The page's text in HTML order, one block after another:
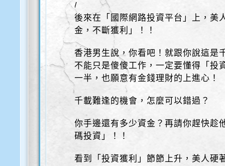
/
後來在「國際網路投資平台」上，美
金，不斷獲利」！！
香港男生說，你看吧！就跟你說這是
不能只是傻傻工作，一定要懂得「投
一半，也願意有金錢理財的上進心！
千載難逢的機會，怎麼可以錯過？
你手邊還有多少資金？再請你趕快趁
碼投資」！！
看到「投資獲利」節節上升，美人硬